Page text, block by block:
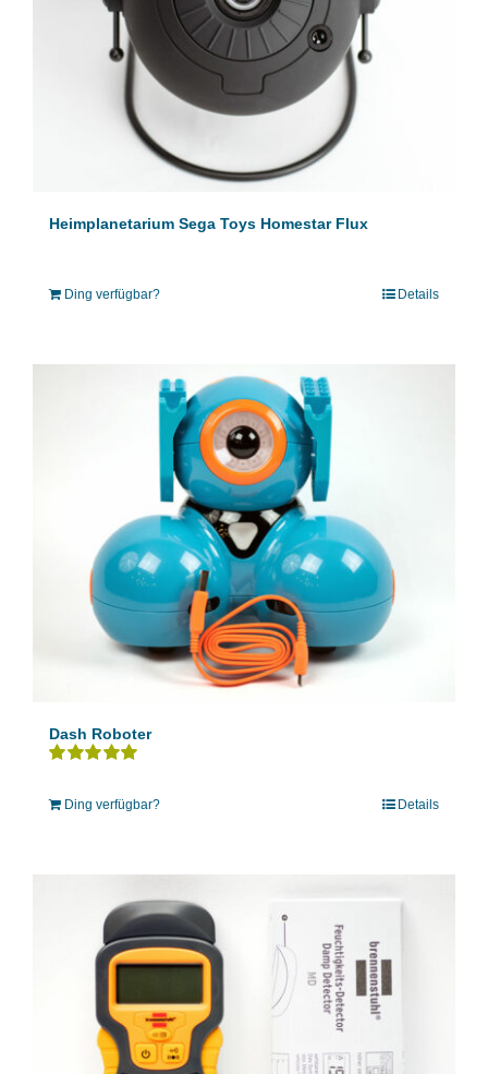
Heimplanetarium Sega Toys Homestar Flux
Ding verfügbar? Details
Dash Roboter
mit5.00 von 5
Ding verfügbar? Details